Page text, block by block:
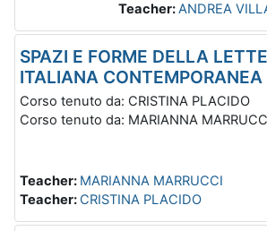
Teacher:ANDREA
SPAZI E FORME DELLA
ITALIANA
Corso tenuto da: CRISTINA PLACIDO
Corso tenuto da: MARIANNA
Teacher: MARIANNA MARRUCCI
Teacher: CRISTINA PLACIDO